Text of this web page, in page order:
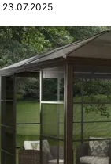
23.07.2025